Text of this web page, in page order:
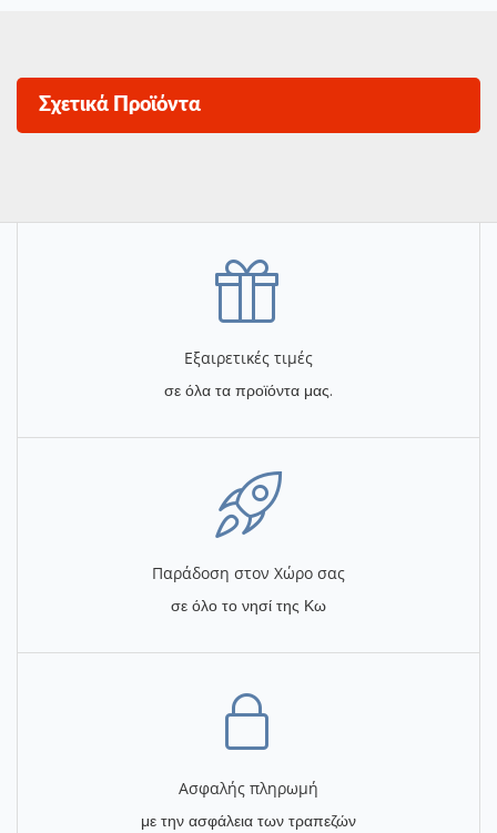
Σχετικά Προϊόντα
Εξαιρετικές τιμές
σε όλα τα προϊόντα μας.
Παράδοση στον Χώρο σας
σε όλο το νησί της Κω
Ασφαλής πληρωμή
με την ασφάλεια των τραπεζών